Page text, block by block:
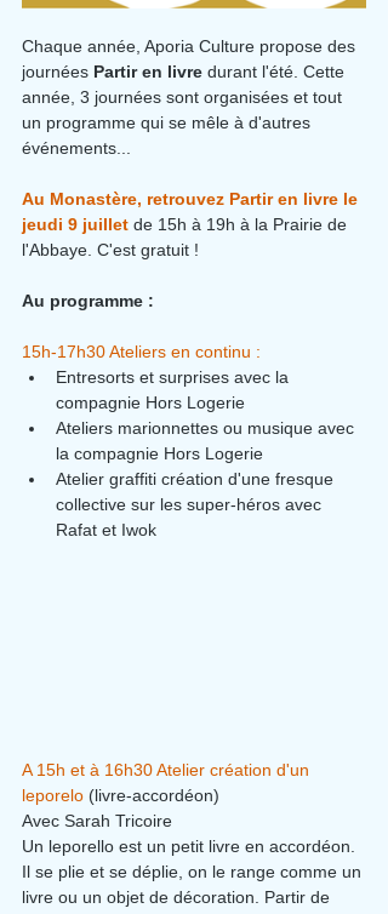
Chaque année, Aporia Culture propose des
journées Partir en livre durant l'été. Cette
année, 3 journées sont organisées et tout
un programme qui se mêle à d'autres
événements...
Au Monastère, retrouvez Partir en livre le
jeudi 9 juillet de 15h à 19h à la Prairie de
l'Abbaye. C'est gratuit !
Au programme :
15h-17h30 Ateliers en continu :
Entresorts et surprises avec la
compagnie Hors Logerie
Ateliers marionnettes ou musique avec
la compagnie Hors Logerie
Atelier graffiti création d'une fresque
collective sur les super-héros avec
Rafat et Iwok
A 15h et à 16h30 Atelier création d'un
leporelo (livre-accordéon)
Avec Sarah Tricoire
Un leporello est un petit livre en accordéon.
Il se plie et se déplie, on le range comme un
livre ou un objet de décoration. Partir de